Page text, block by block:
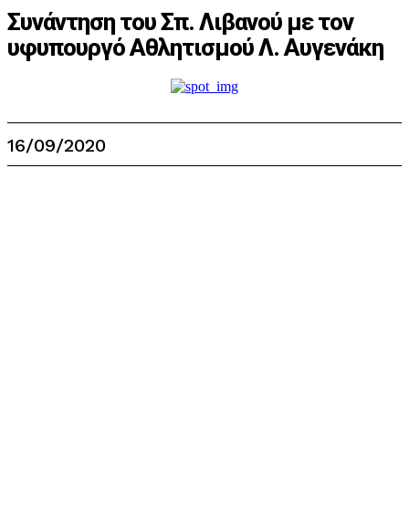
Συνάντηση του Σπ. Λιβανού με τον
υφυπουργό Αθλητισμού Λ. Αυγενάκη
16/09/2020